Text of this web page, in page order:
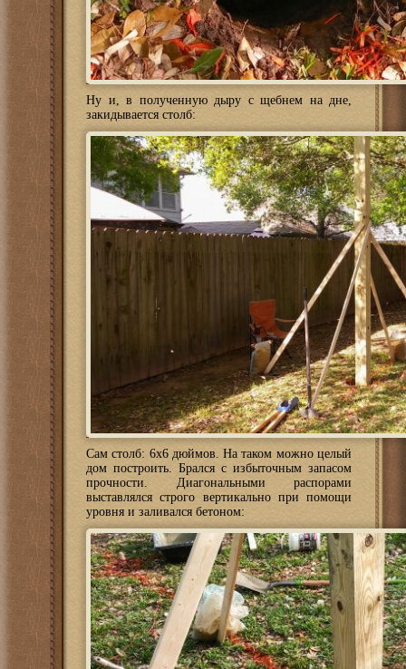
Ну и, в полученную дыру с щебнем на дне,
закидывается столб:
Сам столб: 6х6 дюймов. На таком можно целый
дом построить. Брался с избыточным запасом
прочности. Диагональными распорами
выставлялся строго вертикально при помощи
уровня и заливался бетоном: